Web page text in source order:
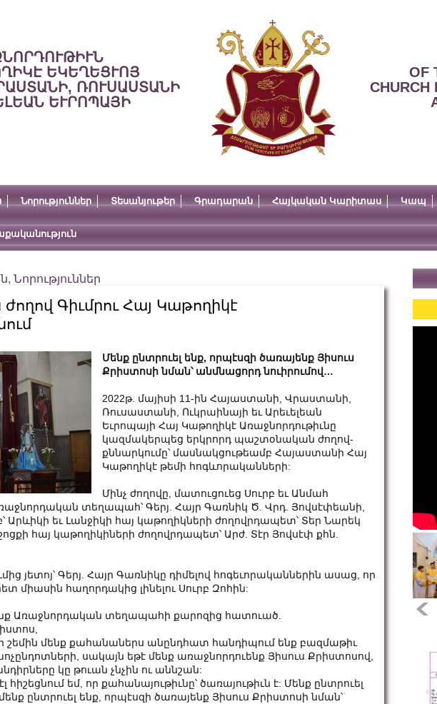
ԵԿԵՂԵՑՒՈՅ
ՌՈՒՍԱՍՏԱՆԻ
ԵՒՐՈՊԱՅԻ
OF
CHURCH
Նորություններ Տեսանյութեր Գրադարան Հայկական Կարիտաս Կապ
, Նորություններ
Գիւմրու Հայ Կաթողիկէ
Մենք ընտրուել ենք, որպէսզի ծառայենք Յիսուս
Քրիստոսի նման՝ անմնացորդ նուիրումով…
2022թ. մայիսի 11-ին Հայաստանի, Վրաստանի,
Ռուսաստանի, Ուկրաինայի եւ Արեւելեան
Եւրոպայի Հայ Կաթողիկէ Առաջնորդութիւնը
կազմակերպեց երկրորդ պաշտօնական ժողով-
քննարկումը՝ մասնակցութեամբ Հայաստանի Հայ
Կաթողիկէ թեմի հոգևորականների:
Մինչ ժողովը, մատուցուեց Սուրբ եւ Անմահ
տեղապահ՝ Գերյ. Հայր Գառնիկ Ծ. Վրդ. Յովսէփեանի,
Արևիկի եւ Լանջիկի հայ կաթողիկների ժողովրդապետ՝ Տեր Նարեկ
հայ կաթողիկիների ժողովրդապետ՝ Արժ. Տէր Յովսէփ քհն.
յետոյ՝ Գերյ. Հայր Գառնիկը դիմելով հոգեւորականներին ասաց, որ
միասին հաղորդակից լինելու Սուրբ Զոհին:
Առաջնորդական տեղապահի քարոզից հատուած.
մենք քահանաներս անընդհատ հանդիպում ենք բազմաթիւ
սակայն եթէ մենք առաջնորդուենք Յիսուս Քրիստոսով,
կը թուան չնչին ու աննշան:
հիշեցնում եմ, որ քահանայութիւնը՝ ծառայութիւն է: Մենք ընտրուել
ընտրուել ենք, որպէսզի ծառայենք Յիսուս Քրիստոսի նման՝